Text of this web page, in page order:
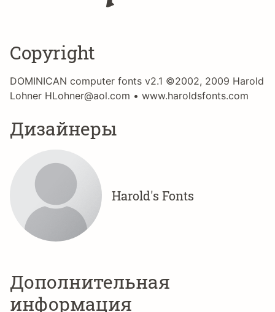
Copyright
DOMINICAN computer fonts v2.1 ©2002, 2009 Harold
Lohner HLohner@aol.com • www.haroldsfonts.com
Дизайнеры
Harold's Fonts
Дополнительная
информация